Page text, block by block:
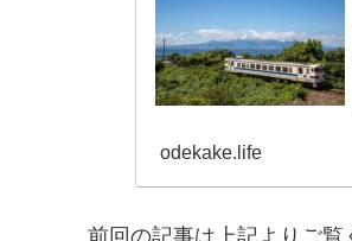
odekake.life
前回の記事は上記よりご覧